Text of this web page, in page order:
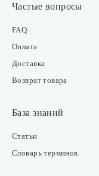
Частые вопросы
FAQ
Оплата
Доставка
Возврат товара
База знаний
Статьи
Словарь терминов